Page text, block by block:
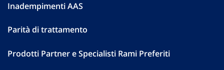
Inadempimenti AAS
Parità di trattamento
Prodotti Partner e Specialisti Rami Preferiti